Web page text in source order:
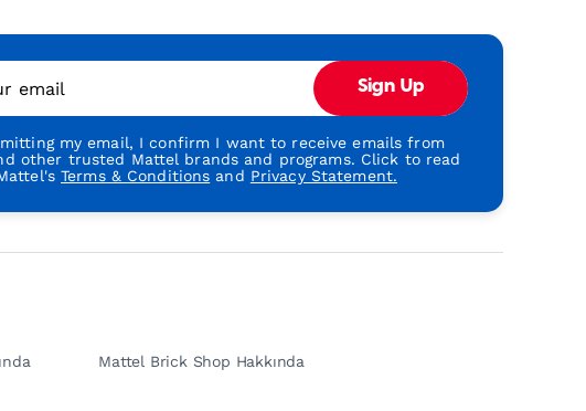
email Sign Up
my email, I confirm I want to receive emails from
other trusted Mattel brands and programs. Click to read
Terms & Conditions and Privacy Statement.
Mattel Brick Shop Hakkında